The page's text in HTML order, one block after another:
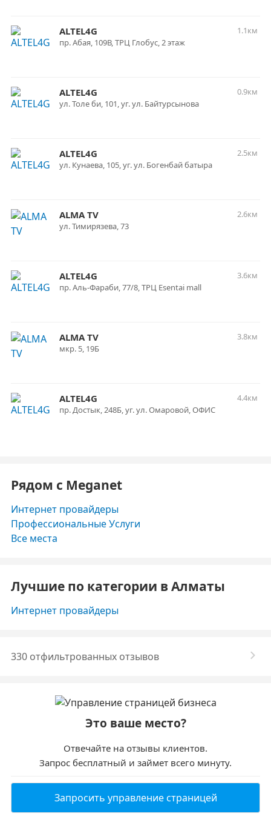
ALTEL4G
1.1км
пр. Абая, 109В, ТРЦ Глобус, 2 этаж
ALTEL4G
0.9км
ул. Толе би, 101, уг. ул. Байтурсынова
ALTEL4G
2.5км
ул. Кунаева, 105, уг. ул. Богенбай батыра
ALMA TV
2.6км
ул. Тимирязева, 73
ALTEL4G
3.6км
пр. Аль-Фараби, 77/8, ТРЦ Esentai mall
ALMA TV
3.8км
мкр. 5, 19Б
ALTEL4G
4.4км
пр. Достык, 248Б, уг. ул. Омаровой, ОФИС
Рядом с Meganet
Интернет провайдеры
Профессиональные Услуги
Все места
Лучшие по категории в Алматы
Интернет провайдеры
330 отфильтрованных отзывов
Это ваше место?
Отвечайте на отзывы клиентов.
Запрос бесплатный и займет всего минуту.
Запросить управление страницей